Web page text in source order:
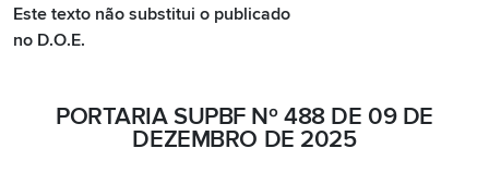
Este texto não substitui o publicado
no D.O.E.
PORTARIA SUPBF Nº 488 DE 09 DE
DEZEMBRO DE 2025